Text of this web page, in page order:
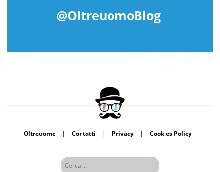
@OltreuomoBlog
Oltreuomo | Contatti | Privacy | Cookies Policy